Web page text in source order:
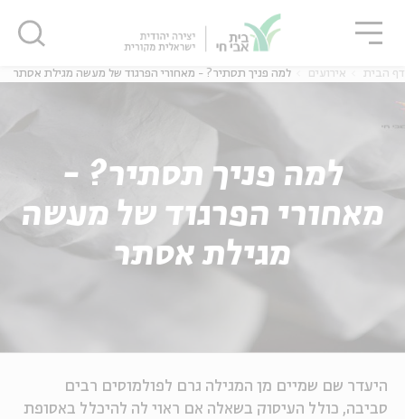
דף הבית אירועים למה פניך תסתיר? - מאחורי הפרגוד של מעשה מגילת אסתר
למה פניך תסתיר? -
מאחורי הפרגוד של מעשה
מגילת אסתר
היעדר שם שמיים מן המגילה גרם לפולמוסים רבים
סביבה, כולל העיסוק בשאלה אם ראוי לה להיכלל באסופת
סגור